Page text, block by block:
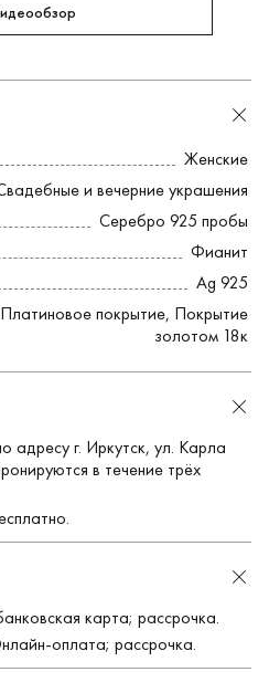
Женские
и вечерние украшения
Серебро 925 пробы
Фианит
Ag 925
Платиновое покрытие, Покрытие
золотом 18к
адресу г. Иркутск, ул. Карла
в течение трёх
карта; рассрочка.
оплата; рассрочка.